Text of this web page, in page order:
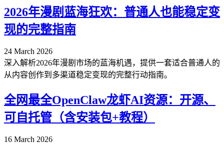
2026年漫剧蓝海狂欢：普通人也能稳定变
现的完整指南
24 March 2026
深入解析2026年漫剧市场的蓝海机遇，提供一套适合普通人的
从内容创作到多渠道稳定变现的完整行动指南。
全网最全OpenClaw龙虾AI资源：开源、
可自托管（含安装包+教程）
16 March 2026